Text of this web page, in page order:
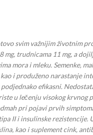
svim važnijim životnim
mg, trudnicama 11 mg, a
mora i mleku. Semenke,
i produženo narastanje
efikasni.
u lečenju visokog
pri pojavi prvih
II i insulinske
kao i suplement cink,